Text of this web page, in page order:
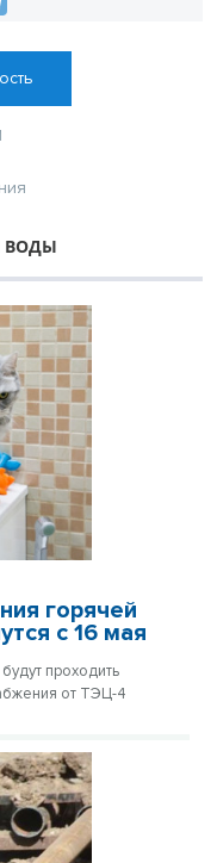
ВОДЫ
горячей
с 16 мая
проходить
от ТЭЦ-4